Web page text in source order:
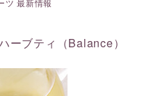
ツ 最新情報
ーブティ（Balance）